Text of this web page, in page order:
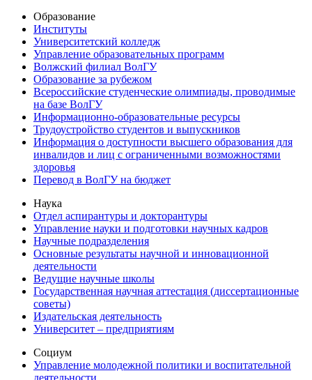
Образование
Институты
Университетский колледж
Управление образовательных программ
Волжский филиал ВолГУ
Образование за рубежом
Всероссийские студенческие олимпиады, проводимые
на базе ВолГУ
Информационно-образовательные ресурсы
Трудоустройство студентов и выпускников
Информация о доступности высшего образования для
инвалидов и лиц с ограниченными возможностями
здоровья
Перевод в ВолГУ на бюджет
Наука
Отдел аспирантуры и докторантуры
Управление науки и подготовки научных кадров
Научные подразделения
Основные результаты научной и инновационной
деятельности
Ведущие научные школы
Государственная научная аттестация (диссертационные
советы)
Издательская деятельность
Университет – предприятиям
Социум
Управление молодежной политики и воспитательной